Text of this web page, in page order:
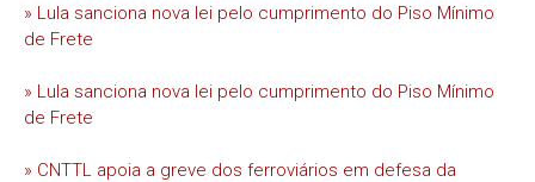
» Lula sanciona nova lei pelo cumprimento do Piso Mínimo
de Frete
» Lula sanciona nova lei pelo cumprimento do Piso Mínimo
de Frete
» CNTTL apoia a greve dos ferroviários em defesa da